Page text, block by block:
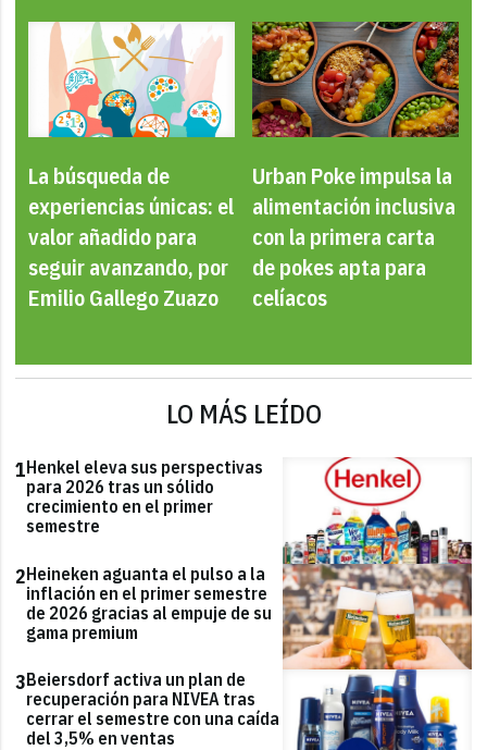
La búsqueda de
experiencias únicas: el
valor añadido para
seguir avanzando, por
Emilio Gallego Zuazo
Urban Poke impulsa la
alimentación inclusiva
con la primera carta
de pokes apta para
celíacos
LO MÁS LEÍDO
1Henkel eleva sus perspectivas
para 2026 tras un sólido
crecimiento en el primer
semestre
2Heineken aguanta el pulso a la
inflación en el primer semestre
de 2026 gracias al empuje de su
gama premium
3Beiersdorf activa un plan de
recuperación para NIVEA tras
cerrar el semestre con una caída
del 3,5% en ventas